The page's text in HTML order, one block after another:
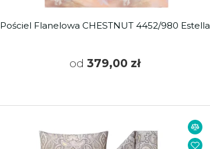
Pościel Flanelowa CHESTNUT 4452/980 Estella
od 379,00 zł